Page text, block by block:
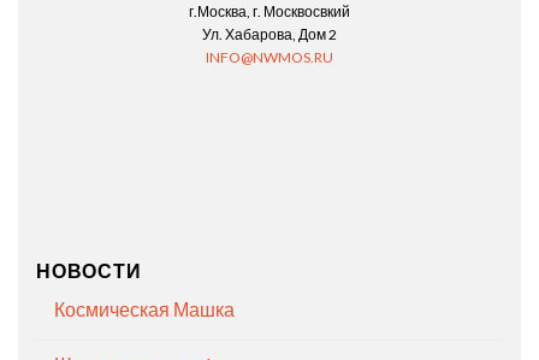
г.Москва, г. Москвосвкий
Ул. Хабарова, Дом 2
INFO@NWMOS.RU
НОВОСТИ
Космическая Машка